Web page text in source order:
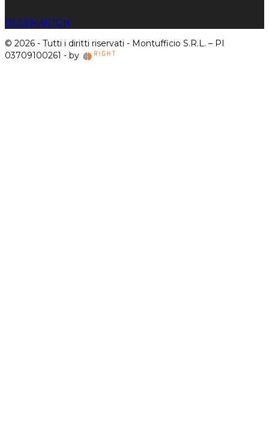
DUSEMARTON
© 2026 - Tutti i diritti riservati - Montufficio S.R.L. – PI
03709100261 - by